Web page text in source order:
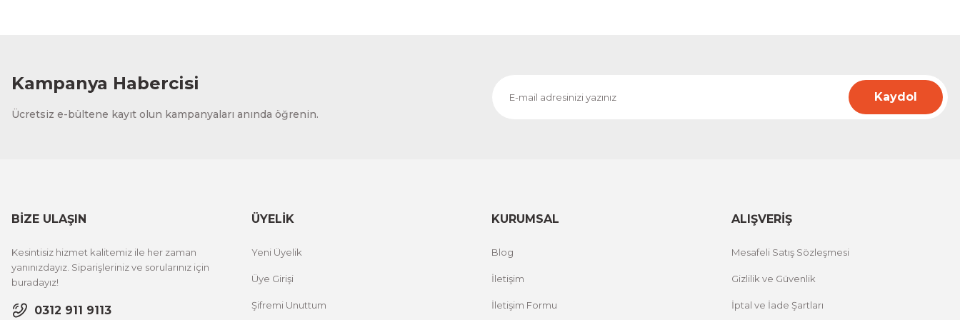
Kampanya Habercisi
Ücretsiz e-bültene kayıt olun kampanyaları anında öğrenin.
Kaydol
BİZE ULAŞIN
Kesintisiz hizmet kalitemiz ile her zaman
yanınızdayız. Siparişleriniz ve sorularınız için
buradayız!
0312 911 9113
ÜYELİK
Yeni Üyelik
Üye Girişi
Şifremi Unuttum
KURUMSAL
Blog
İletişim
İletişim Formu
ALIŞVERİŞ
Mesafeli Satış Sözleşmesi
Gizlilik ve Güvenlik
İptal ve İade Şartları